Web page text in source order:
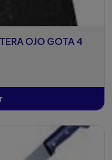
OJO GOTA 4